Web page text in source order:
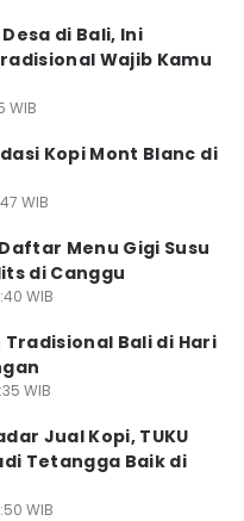
di Bali, Ini
Wajib Kamu
WIB
Kopi Mont Blanc di
WIB
Menu Gigi Susu
di Canggu
WIB
Tradisional Bali di Hari
WIB
Jual Kopi, TUKU
Tetangga Baik di
WIB